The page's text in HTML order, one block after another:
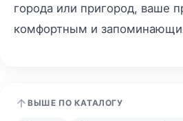
города или пригород, ваше
комфортным и
ВЫШЕ ПО КАТАЛОГУ